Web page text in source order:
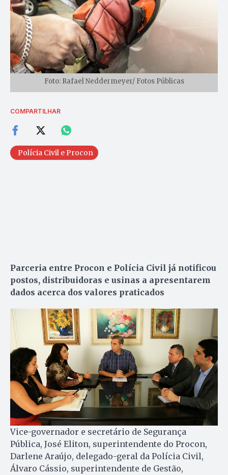
Foto: Rafael Neddermeyer/ Fotos Públicas
COMPARTILHAR
Polícia Civil e Procon
Parceria entre Procon e Polícia Civil já notificou
postos, distribuidoras e usinas a apresentarem
dados acerca dos valores praticados
Vice-governador e secretário de Segurança
Pública, José Eliton, superintendente do Procon,
Darlene Araújo, delegado-geral da Polícia Civil,
Álvaro Cássio, superintendente de Gestão,